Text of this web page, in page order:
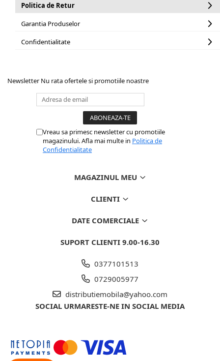
Politica de Retur
Garantia Produselor
Confidentialitate
NewsletterNu rata ofertele si promotiile noastre
Vreau sa primesc newsletter cu promotiile
magazinului. Afla mai multe in Politica de
Confidentialitate
MAGAZINUL MEU
CLIENTI
DATE COMERCIALE
SUPORT CLIENTI 9.00-16.30
0377101513
0729005977
distributiemobila@yahoo.com
SOCIAL URMARESTE-NE IN SOCIAL MEDIA